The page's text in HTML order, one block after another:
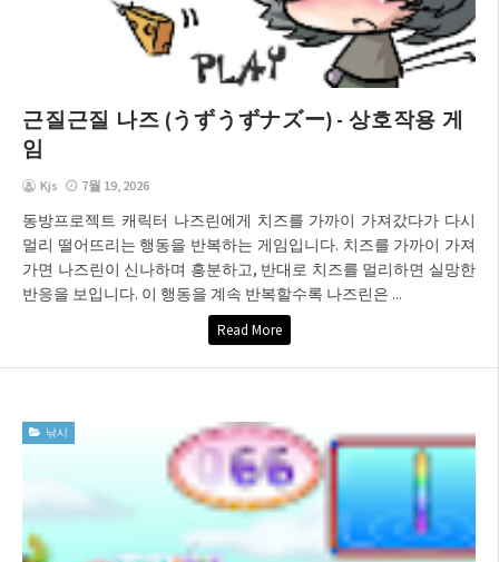
근질근질 나즈 (うずうずナズー) - 상호작용 게
임
Kjs 7월 19, 2026
동방프로젝트 캐릭터 나즈린에게 치즈를 가까이 가져갔다가 다시
멀리 떨어뜨리는 행동을 반복하는 게임입니다. 치즈를 가까이 가져
가면 나즈린이 신나하며 흥분하고, 반대로 치즈를 멀리하면 실망한
반응을 보입니다. 이 행동을 계속 반복할수록 나즈린은 ...
Read More
낚시